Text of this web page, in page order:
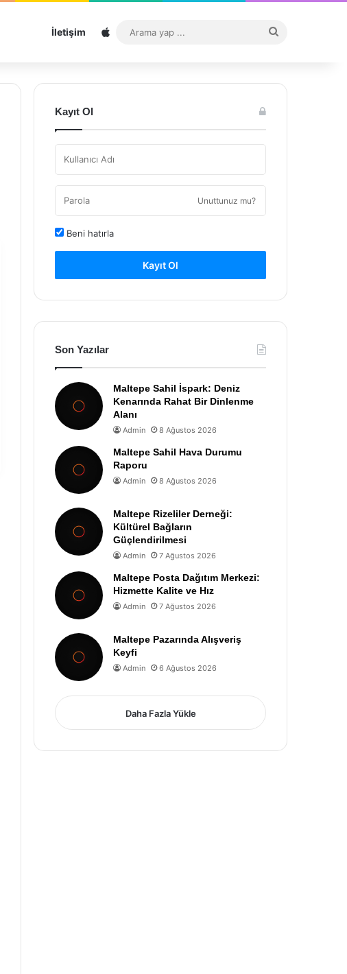
İletişim Sitemap
...
Kayıt Ol
Unuttunuz mu?
Beni hatırla
Kayıt Ol
Son Yazılar
Maltepe Sahil İspark: Deniz
Kenarında Rahat Bir Dinlenme
Alanı
Admin 8 Ağustos 2026
Maltepe Sahil Hava Durumu
Raporu
Admin 8 Ağustos 2026
Maltepe Rizeliler Derneği:
Kültürel Bağların
Güçlendirilmesi
Admin 7 Ağustos 2026
Maltepe Posta Dağıtım Merkezi:
Hizmette Kalite ve Hız
Admin 7 Ağustos 2026
Maltepe Pazarında Alışveriş
Keyfi
Admin 6 Ağustos 2026
Daha Fazla Yükle